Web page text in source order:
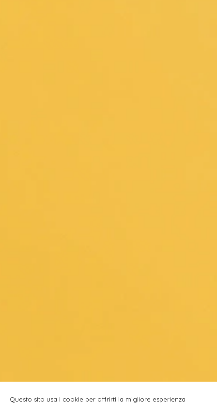
Questo sito usa i cookie per offrirti la migliore esperienza